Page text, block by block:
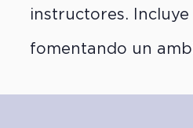
instructores.
fomentando un